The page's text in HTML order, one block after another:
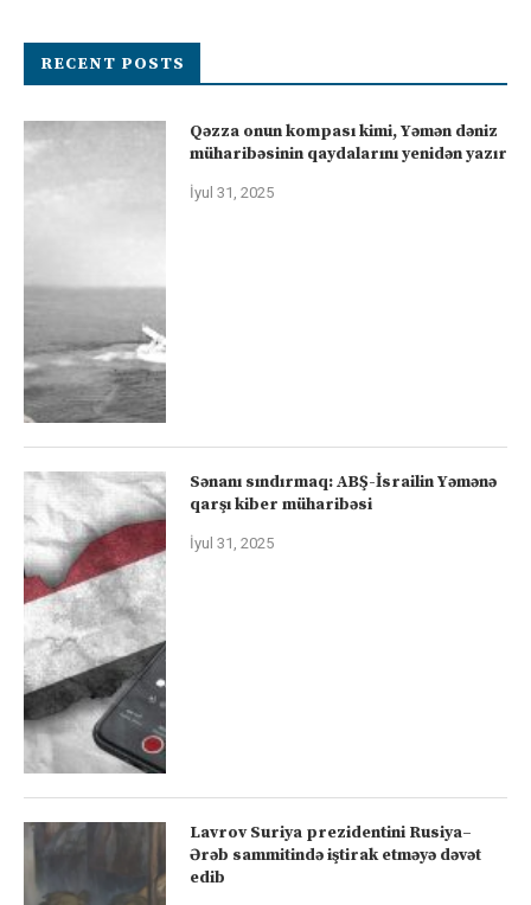
RECENT POSTS
Qəzza onun kompası kimi, Yəmən dəniz
müharibəsinin qaydalarını yenidən yazır
İyul 31, 2025
Sənanı sındırmaq: ABŞ-İsrailin Yəmənə
qarşı kiber müharibəsi
İyul 31, 2025
Lavrov Suriya prezidentini Rusiya–
Ərəb sammitində iştirak etməyə dəvət
edib